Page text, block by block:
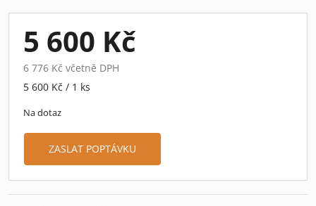
5 600 Kč
6 776 Kč včetně DPH
Měrná
5 600 Kč / 1 ks
Na dotaz
ZASLAT POPTÁVKU